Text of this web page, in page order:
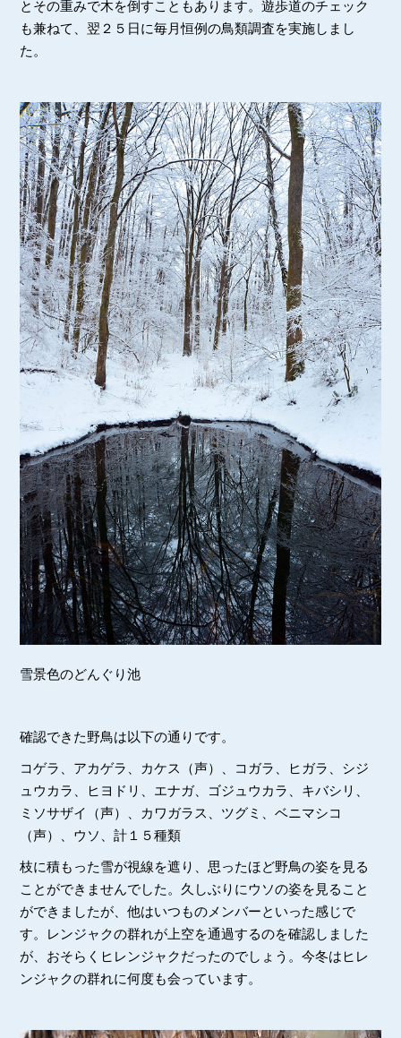
とその重みで木を倒すこともあります。遊歩道のチェック
も兼ねて、翌２５日に毎月恒例の鳥類調査を実施しまし
た。
雪景色のどんぐり池
確認できた野鳥は以下の通りです。
コゲラ、アカゲラ、カケス（声）、コガラ、ヒガラ、シジ
ュウカラ、ヒヨドリ、エナガ、ゴジュウカラ、キバシリ、
ミソサザイ（声）、カワガラス、ツグミ、ベニマシコ
（声）、ウソ、計１５種類
枝に積もった雪が視線を遮り、思ったほど野鳥の姿を見る
ことができませんでした。久しぶりにウソの姿を見ること
ができましたが、他はいつものメンバーといった感じで
す。レンジャクの群れが上空を通過するのを確認しました
が、おそらくヒレンジャクだったのでしょう。今冬はヒレ
ンジャクの群れに何度も会っています。